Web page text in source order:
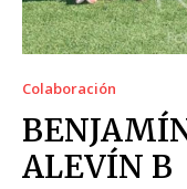
Colaboración
ALEVÍN B